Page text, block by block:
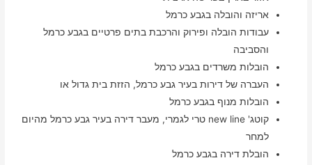
אריזה והובלה בגבע כרמל
עבודות הובלה ופירוק והרכבת בתים פרטיים בגבע כרמל
והסביבה
הובלות משרדים בגבע כרמל
העברה של דירות בעיר גבע כרמל, הזזת בית גדול או
הובלות מנוף בגבע כרמל
קוטג' new line טרי לגמרי, מעבר דירה בעיר גבע כרמל מהיום
למחר
הובלת דירה בגבע כרמל